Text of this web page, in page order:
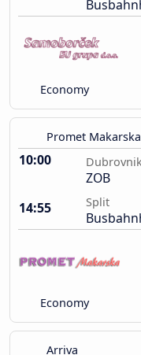
Economy
Promet Makarska
10:00
ZOB
14:55
Split
Economy
Arriva